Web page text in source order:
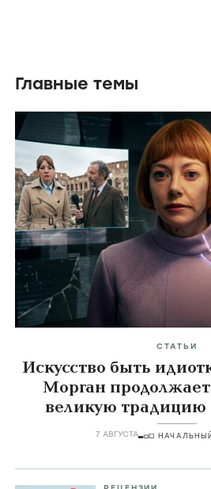
Главные темы
СТАТЬИ
Искусство быть
Морган
великую традицию
7 АВГУСТА